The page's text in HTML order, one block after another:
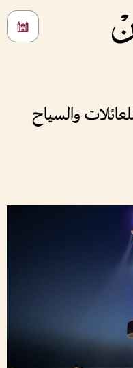
والسياح